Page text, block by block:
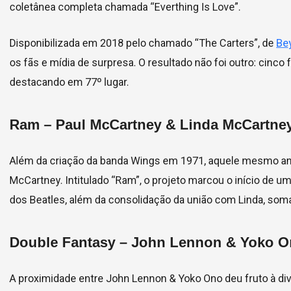
coletânea completa chamada “Everthing Is Love”.
Disponibilizada em 2018 pelo chamado “The Carters”, de
os fãs e mídia de surpresa. O resultado não foi outro: cinco
destacando em 77º lugar.
Ram – Paul McCartney & Linda
Além da criação da banda Wings em 1971, aquele mesmo
McCartney. Intitulado “Ram”, o projeto marcou o início de
dos Beatles, além da consolidação da união com Linda,
Double Fantasy – John Lennon & Yoko
A proximidade entre John Lennon & Yoko Ono deu fruto à